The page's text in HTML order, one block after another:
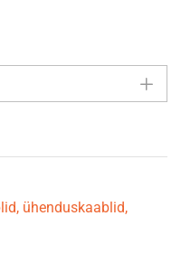
ühenduskaablid,